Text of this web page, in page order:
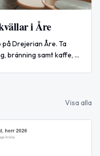
i Åre
på Drejerian Åre. Ta
bränning samt kaffe, te
Visa alla